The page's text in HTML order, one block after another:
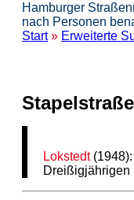
Hamburger
nach Personen
Start» Erweiterte
Stapelstraße
Lokstedt(1948):
Dreißigjährigen